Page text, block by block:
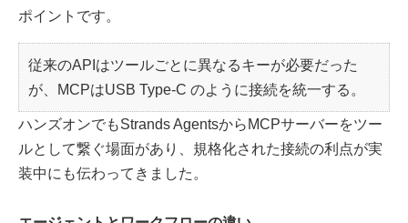
ポイントです。
従来のAPIはツールごとに異なるキーが必要だった
が、MCPはUSB Type-C のように接続を統一する。
ハンズオンでもStrands AgentsからMCPサーバーをツー
ルとして繋ぐ場面があり、規格化された接続の利点が実
装中にも伝わってきました。